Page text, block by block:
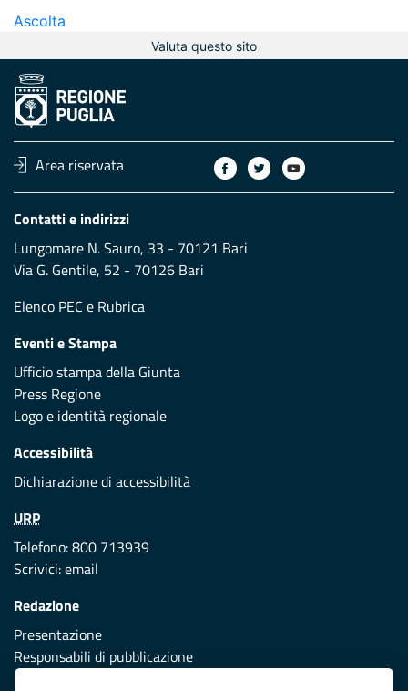
Ascolta
Valuta questo sito
Area riservata
Contatti e indirizzi
Lungomare N. Sauro, 33 - 70121 Bari
Via G. Gentile, 52 - 70126 Bari
Elenco PEC e Rubrica
Eventi e Stampa
Ufficio stampa della Giunta
Press Regione
Logo e identità regionale
Accessibilità
Dichiarazione di accessibilità
URP
Telefono: 800 713939
Scrivici:email
Redazione
Presentazione
Responsabili di pubblicazione